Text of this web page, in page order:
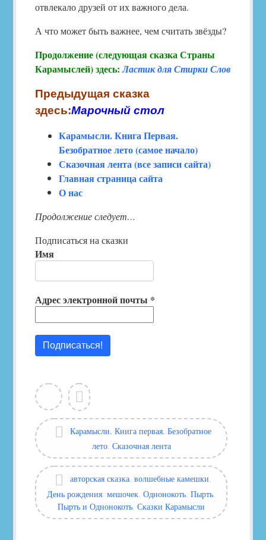
отвлекало друзей от их важного дела.
А что может быть важнее, чем считать звёзды?
Продолжение (следующая сказка Страны
Карамыслей) здесь: Ластик для Стирки Слов
Предыдущая сказка
здесь:Марочный стол
Карамысли. Книга Первая.
Безобратное лето (самое начало)
Сказочная лента (все записи сайта)
Главная страница сайта
О нас
Продолжение следует…
Подписаться на сказки
Имя
Адрес электронной почты *
View
all
posts
by
Глашатай
Сказок
Leave
a
comment
Categories:
Карамысли. Книга первая. Безобратное
лето, Сказочная лента
Tags: авторская сказка, волшебные камешки,
День рождения мешочек Однонокоть Пырть
Пырть и Однонокоть Сказки Карамысли